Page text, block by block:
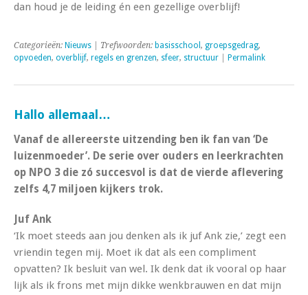
dan houd je de leiding én een gezellige overblijf!
Categorieën: Nieuws | Trefwoorden: basisschool , groepsgedrag,
opvoeden, overblijf, regels en grenzen, sfeer, structuur Permalink
Hallo allemaal…
Vanaf de allereerste uitzending ben ik fan van ‘De
luizenmoeder’. De serie over ouders en leerkrachten
op NPO 3 die zó succesvol is dat de vierde aflevering
zelfs 4,7 miljoen kijkers trok.
Juf Ank
‘Ik moet steeds aan jou denken als ik juf Ank zie,’ zegt een
vriendin tegen mij. Moet ik dat als een compliment
opvatten? Ik besluit van wel. Ik denk dat ik vooral op haar
lijk als ik frons met mijn dikke wenkbrauwen en dat mijn